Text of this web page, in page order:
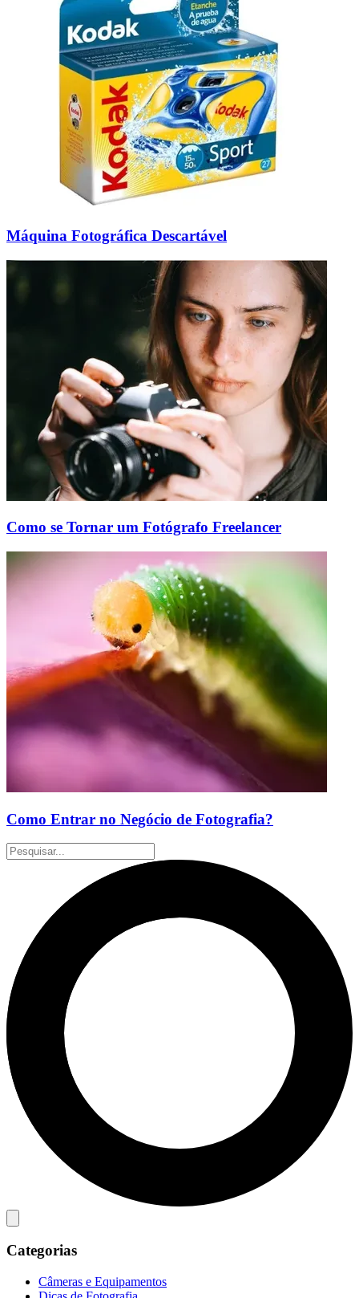
Máquina Fotográfica Descartável
Como se Tornar um Fotógrafo Freelancer
Como Entrar no Negócio de Fotografia?
Categorias
Câmeras e Equipamentos